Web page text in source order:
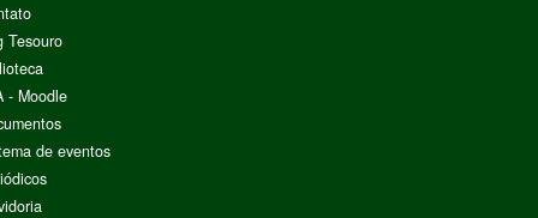
Tesouro
- Moodle
de eventos